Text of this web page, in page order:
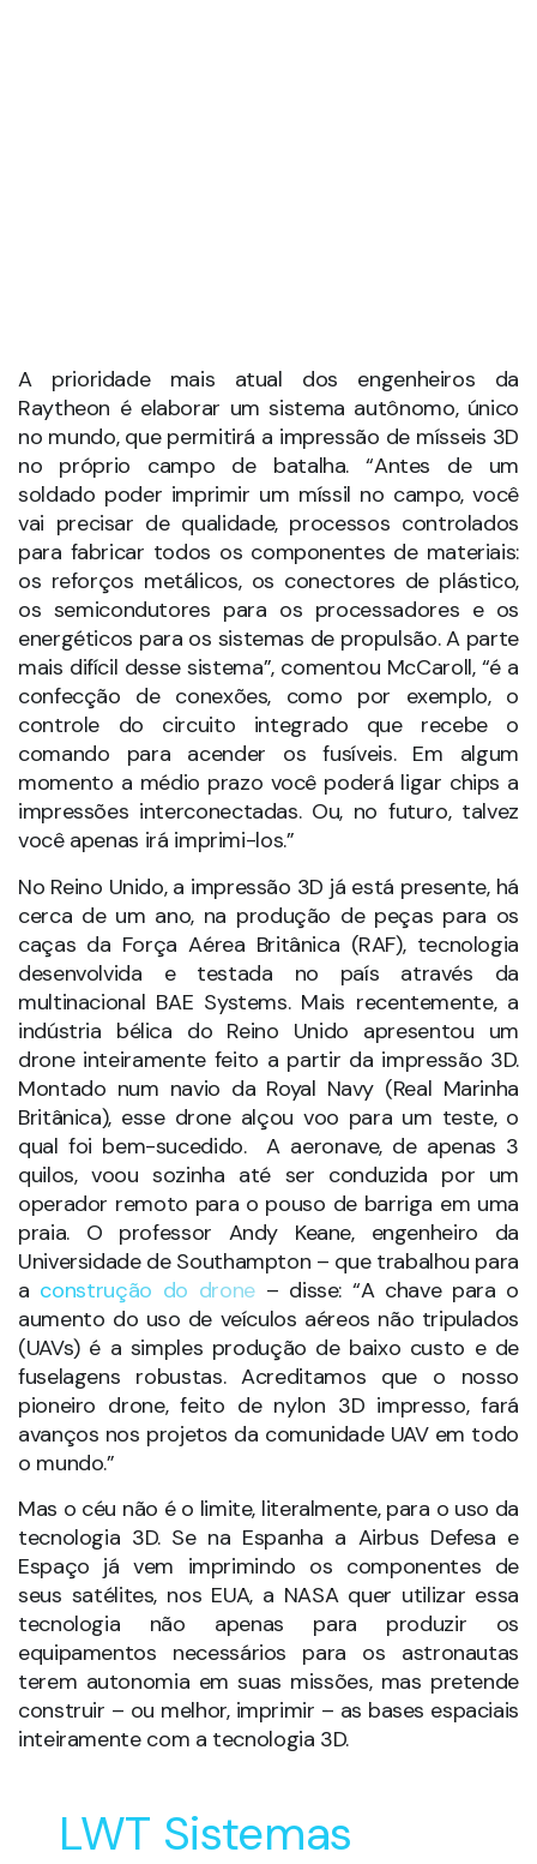
comando para acender os fusíveis. Em algum
momento a médio prazo você poderá ligar chips a
impressões interconectadas. Ou, no futuro, talvez
você apenas irá imprimi-los.”
No Reino Unido, a impressão 3D já está presente, há
cerca de um ano, na produção de peças para os
caças da Força Aérea Britânica (RAF), tecnologia
desenvolvida e testada no país através da
multinacional BAE Systems. Mais recentemente, a
indústria bélica do Reino Unido apresentou um
drone inteiramente feito a partir da impressão 3D.
Montado num navio da Royal Navy (Real Marinha
Britânica), esse drone alçou voo para um teste, o
qual foi bem-sucedido. A aeronave, de apenas 3
quilos, voou sozinha até ser conduzida por um
operador remoto para o pouso de barriga em uma
praia. O professor Andy Keane, engenheiro da
Universidade de Southampton – que trabalhou para
aconstrução do drone– disse: “A chave para o
aumento do uso de veículos aéreos não tripulados
(UAVs) é a simples produção de baixo custo e de
fuselagens robustas. Acreditamos que o nosso
pioneiro drone, feito de nylon 3D impresso, fará
avanços nos projetos da comunidade UAV em todo
o mundo.”
Mas o céu não é o limite, literalmente, para o uso da
tecnologia 3D. Se na Espanha a Airbus Defesa e
Espaço já vem imprimindo os componentes de
seus satélites, nos EUA, a NASA quer utilizar essa
tecnologia não apenas para produzir os
equipamentos necessários para os astronautas
terem autonomia em suas missões, mas pretende
construir – ou melhor, imprimir – as bases espaciais
inteiramente com a tecnologia 3D.
LWT Sistemas
para o Desenvolvimento
e Manufatura do seu
Produto